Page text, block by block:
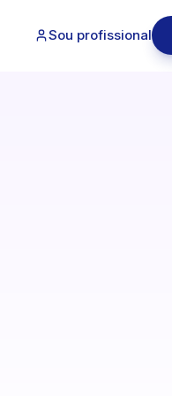
Sou profissional